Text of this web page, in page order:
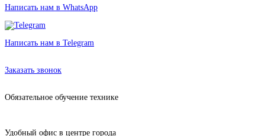
Написать нам в WhatsApp
Написать нам в Telegram
Заказать звонок
Обязательное обучение технике
Удобный офис в центре города